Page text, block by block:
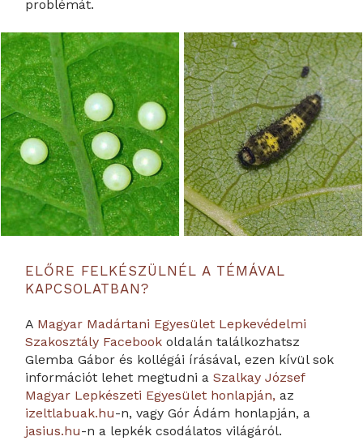
problémát.
ELŐRE FELKÉSZÜLNÉL A TÉMÁVAL
KAPCSOLATBAN?
A Magyar Madártani Egyesület Lepkevédelmi
Szakosztály Facebook oldalán találkozhatsz
Glemba Gábor és kollégái írásával, ezen kívül sok
információt lehet megtudni aSzalkay József
Magyar Lepkészeti Egyesület honlapján, az
izeltlabuak.hu-n, vagy Gór Ádám honlapján, a
jasius.hu-n a lepkék csodálatos világáról.